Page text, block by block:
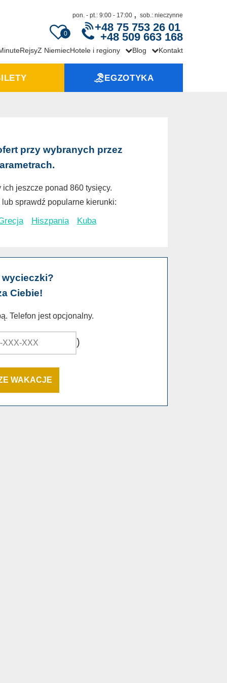
0
pon. - pt.: 9:00 - 17:00 , sob.: nieczynne
+48 75 753 26 01
+48 509 663 168
RejsyZ NiemiecHotele i regiony Blog Kontakt
EGZOTYKA
przy wybranych przez
jeszcze ponad 860 tysięcy.
sprawdź popularne kierunki:
Hiszpania Kuba
wycieczki?
Ciebie!
Telefon jest opcjonalny.
)
WAKACJE